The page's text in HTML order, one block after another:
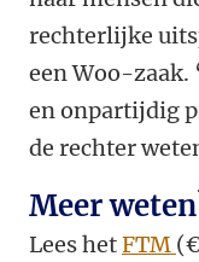
rechterlijke
een Woo-zaak.
en onpartijdig
de rechter
Meer
Lees hetFTM